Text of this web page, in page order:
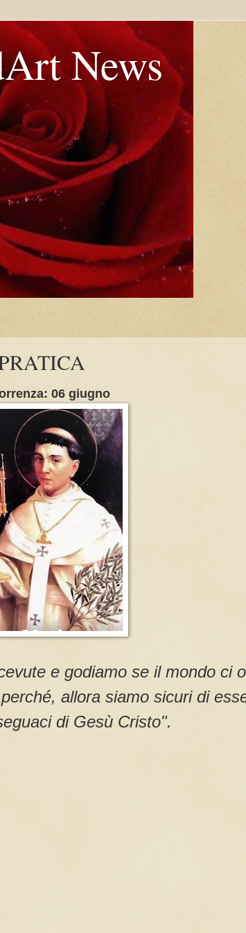
News
06 giugno
e godiamo se il mondo ci
allora siamo sicuri di
di Gesù Cristo".